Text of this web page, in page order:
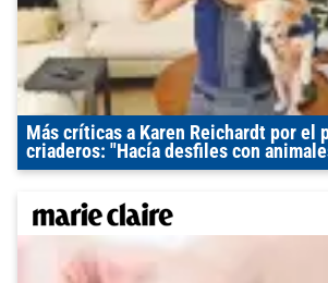
Más críticas a Karen Reichardt por el
criaderos: "Hacía desfiles con